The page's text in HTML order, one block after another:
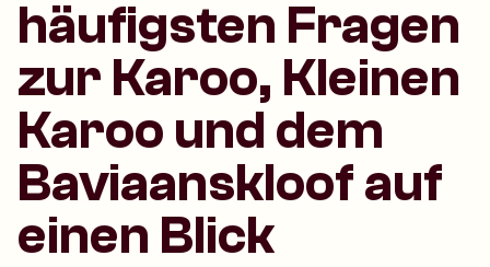
häufigsten Fragen
zur Karoo, Kleinen
Karoo und dem
Baviaanskloof auf
einen Blick